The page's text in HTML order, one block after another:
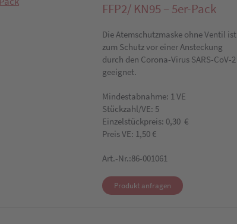
FFP2/ KN95 – 5er-Pack
Die Atemschutzmaske ohne Ventil ist
zum Schutz vor einer Ansteckung
durch den Corona-Virus SARS-CoV-2
geeignet.
Mindestabnahme: 1 VE
Stückzahl/VE: 5
Einzelstückpreis: 0,30 €
Preis VE: 1,50 €
Art.-Nr.:86-001061
Produkt anfragen